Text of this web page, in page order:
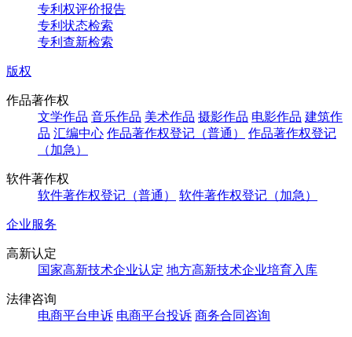
专利权评价报告
专利状态检索
专利查新检索
版权
作品著作权
文学作品 音乐作品 美术作品 摄影作品 电影作品 建筑作
品 汇编中心 作品著作权登记（普通）
作品著作权登记
（加急）
软件著作权
软件著作权登记（普通）
软件著作权登记（加急）
企业服务
高新认定
国家高新技术企业认定 地方高新技术企业培育入库
法律咨询
电商平台申诉 电商平台投诉 商务合同咨询